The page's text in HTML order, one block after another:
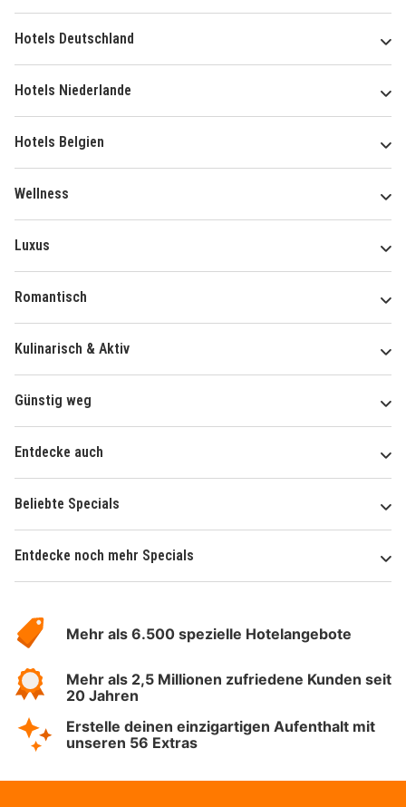
Hotels Deutschland
Hotels Niederlande
Hotels Belgien
Wellness
Luxus
Romantisch
Kulinarisch & Aktiv
Günstig weg
Entdecke auch
Beliebte Specials
Entdecke noch mehr Specials
Hotelspecials
Mehr als 6.500 spezielle Hotelangebote
Mehr als 2,5 Millionen zufriedene Kunden seit
20 Jahren
Erstelle deinen einzigartigen Aufenthalt mit
unseren 56 Extras